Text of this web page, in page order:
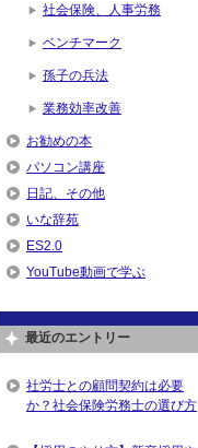
社会保険、人事労務
ベンチマーク
孫子の兵法
業務効率改善
お勧めの本
パソコン講座
日記、その他
いな辞苑
ES2.0
YouTube動画で学ぶ
最近のエントリー
社労士との顧問契約は必要
か？社会保険労務士の選び方